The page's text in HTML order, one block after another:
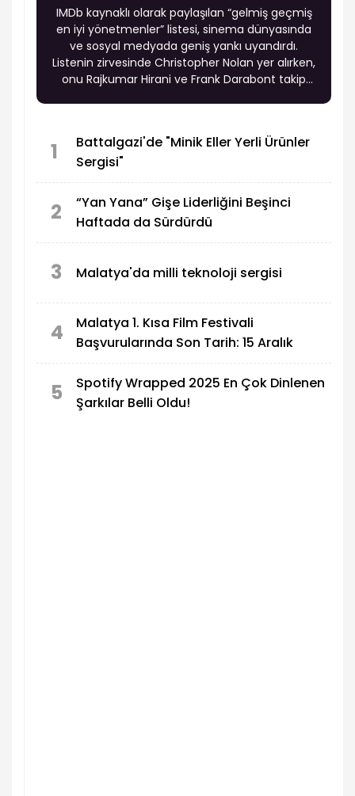
IMDb kaynaklı olarak paylaşılan “gelmiş geçmiş
en iyi yönetmenler” listesi, sinema dünyasında
ve sosyal medyada geniş yankı uyandırdı.
Listenin zirvesinde Christopher Nolan yer alırken,
onu Rajkumar Hirani ve Frank Darabont takip
üst sıralarda bulunması dikkat çekti.
1
Battalgazi'de "Minik Eller Yerli Ürünler
Sergisi"
2
“Yan Yana” Gişe Liderliğini Beşinci
Haftada da Sürdürdü
3 Malatya'da milli teknoloji sergisi
4
Malatya 1. Kısa Film Festivali
Başvurularında Son Tarih: 15 Aralık
5
Spotify Wrapped 2025 En Çok Dinlenen
Şarkılar Belli Oldu!